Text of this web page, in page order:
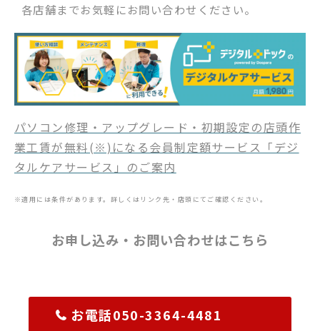
各店舗までお気軽にお問い合わせください。
パソコン修理・アップグレード・初期設定の店頭作
業工賃が無料(※)になる会員制定額サービス「デジ
タルケアサービス」のご案内
※適用には条件があります。詳しくはリンク先・店頭にてご確認ください。
お申し込み・お問い合わせはこちら
お電話050-3364-4481